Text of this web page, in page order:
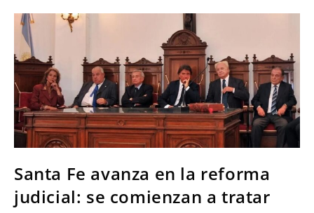
Santa Fe avanza en la reforma
judicial: se comienzan a tratar